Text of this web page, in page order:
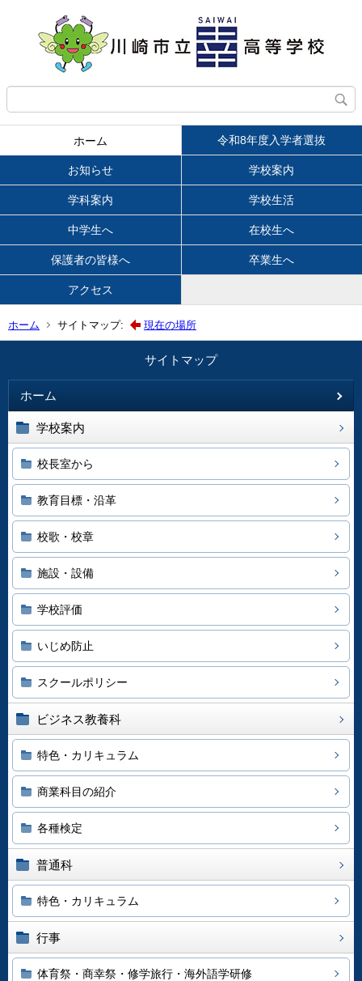
ホーム 令和8年度入学者選抜
お知らせ 学校案内
学科案内 学校生活
中学生へ 在校生へ
保護者の皆様へ 卒業生へ
アクセス
ホーム サイトマップ: 現在の場所
サイトマップ
ホーム
学校案内
校長室から
教育目標・沿革
校歌・校章
施設・設備
学校評価
いじめ防止
スクールポリシー
ビジネス教養科
特色・カリキュラム
商業科目の紹介
各種検定
普通科
特色・カリキュラム
行事
体育祭・商幸祭・修学旅行・海外語学研修